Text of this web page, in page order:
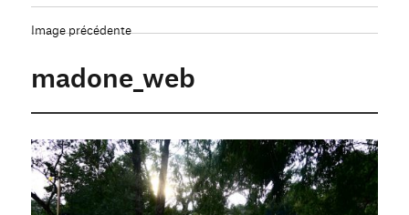
Image précédente
madone_web